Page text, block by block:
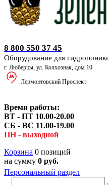
8 800 550 37 45
Оборудование для
г. Люберцы, ул. Колхозная, дом 10
Лермонтовский Проспект
Время работы:
ВТ - ПТ 10.00-20.00
СБ - ВС 11.00-19.00
ПН - выходной
Корзина 0 позиций
на сумму 0 руб.
Персональный раздел